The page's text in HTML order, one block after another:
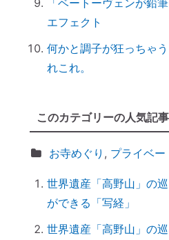
引き寄せ難民のあな
きこととは？
前世を教えてもらっ
損！
「わかっちゃいるけ
しちゃうのは、無意
【心と魂が整う】産
実はNG！？｜やっ
ー７つ
「鉄分」と「温活」
エフェクト
何かと調子が狂っちゃ
れこれ。
このカテゴリーの人気記事
お寺めぐり , プライベー
世界遺産「高野山」の
ができる「写経」
世界遺産「高野山」の